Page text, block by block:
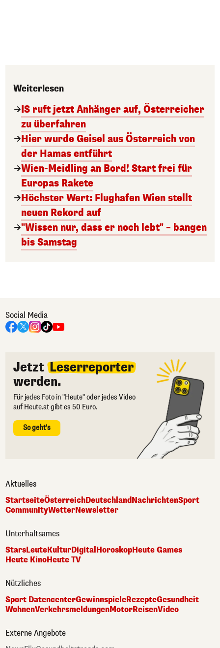
Weiterlesen
IS ruft jetzt Anhänger auf, Österreicher
zu überfahren
Hier wurde Geisel aus Österreich von
der Hamas entführt
Wien-Meidling an Bord! Start frei für
Europas Rakete
Höchster Wert: Flughafen Wien stellt
neuen Rekord auf
"Wissen nur, dass er noch lebt" – bangen
bis Samstag
Social Media
Jetzt Leserreporter
werden.
Für jedes Foto in "Heute" oder jedes Video
auf Heute.at gibt es 50 Euro.
So geht's
Aktuelles
StartseiteÖsterreichDeutschlandNachrichtenSport
CommunityWetterNewsletter
Unterhaltsames
StarsLeuteKulturDigital HoroskopHeute Games
Heute KinoHeute TV
Nützliches
Sport DatencenterGewinnspieleRezepteGesundheit
WohnenVerkehrsmeldungenMotorReisenVideo
Externe Angebote